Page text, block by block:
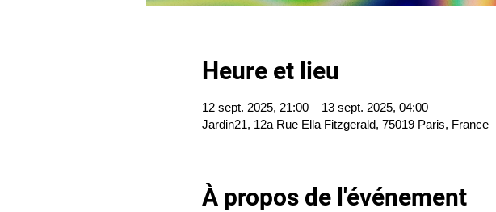
Heure et lieu
12 sept. 2025, 21:00 – 13 sept. 2025, 04:00
Jardin21, 12a Rue Ella Fitzgerald, 75019 Paris, France
À propos de l'événement